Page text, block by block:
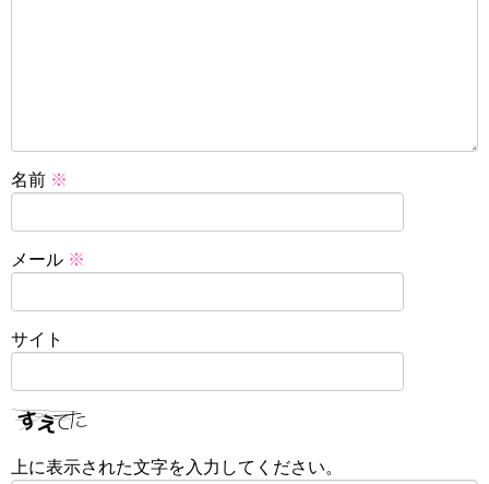
名前 ※
メール ※
サイト
上に表示された文字を入力してください。